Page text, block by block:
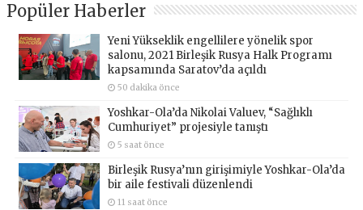
Popüler Haberler
Yeni Yükseklik engellilere yönelik spor
salonu, 2021 Birleşik Rusya Halk Programı
kapsamında Saratov’da açıldı
50 dakika önce
Yoshkar-Ola’da Nikolai Valuev, “Sağlıklı
Cumhuriyet” projesiyle tanıştı
5 saat önce
Birleşik Rusya’nın girişimiyle Yoshkar-Ola’da
bir aile festivali düzenlendi
11 saat önce